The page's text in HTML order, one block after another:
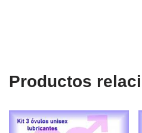
Productos